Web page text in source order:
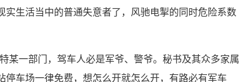
生活当中的普通失意者了，风驰电掣的同时危险系数
某一部门，驾车人必是军爷、警爷。秘书及其众多家属
车场一律免费，想怎么开就怎么开，有路必有军车